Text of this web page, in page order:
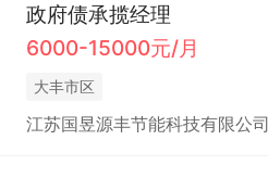
政府债承揽经理
6000-15000元/月
大丰市区
江苏国昱源丰节能科技有限公司